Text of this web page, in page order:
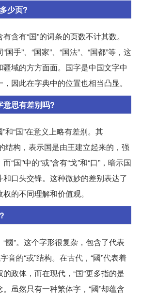
少页?
含有“国”的词条的页数不计其数。
手”、“国家”、“国法”、“国都”等，这
域的方方面面。国字是中国文字中
因此在字典中的位置也相当凸显。
意思有差别吗?
”和“国”在意义上略有差别。其
结构，表示国是由王建立起来的，强
“国”中的“或”含有“戈”和“口”，暗示国
口头交锋。这种微妙的差别表达了
的不同理解和价值观。
國”。这个字形很复杂，包含了代表
音的“或”结构。在古代，“國”代表着
政体，而在现代，“国”更多指的是
虽然只有一种繁体字，“國”却蕴含